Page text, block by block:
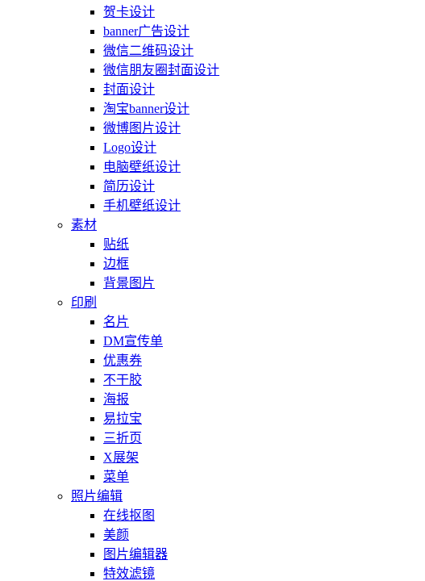
贺卡设计
banner广告设计
微信二维码设计
微信朋友圈封面设计
封面设计
淘宝banner设计
微博图片设计
Logo设计
电脑壁纸设计
简历设计
手机壁纸设计
素材
贴纸
边框
背景图片
印刷
名片
DM宣传单
优惠券
不干胶
海报
易拉宝
三折页
X展架
菜单
照片编辑
在线抠图
美颜
图片编辑器
特效滤镜